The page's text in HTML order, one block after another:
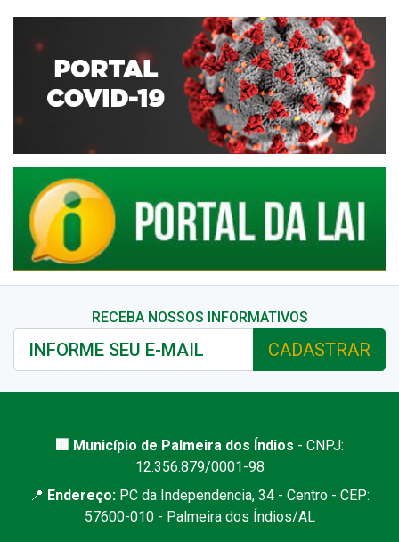
RECEBA NOSSOS INFORMATIVOS
CADASTRAR
🏢 Município de Palmeira dos Índios - CNPJ:
12.356.879/0001-98
📍 Endereço: PC da Independencia, 34 - Centro - CEP:
57600-010 - Palmeira dos Índios/AL